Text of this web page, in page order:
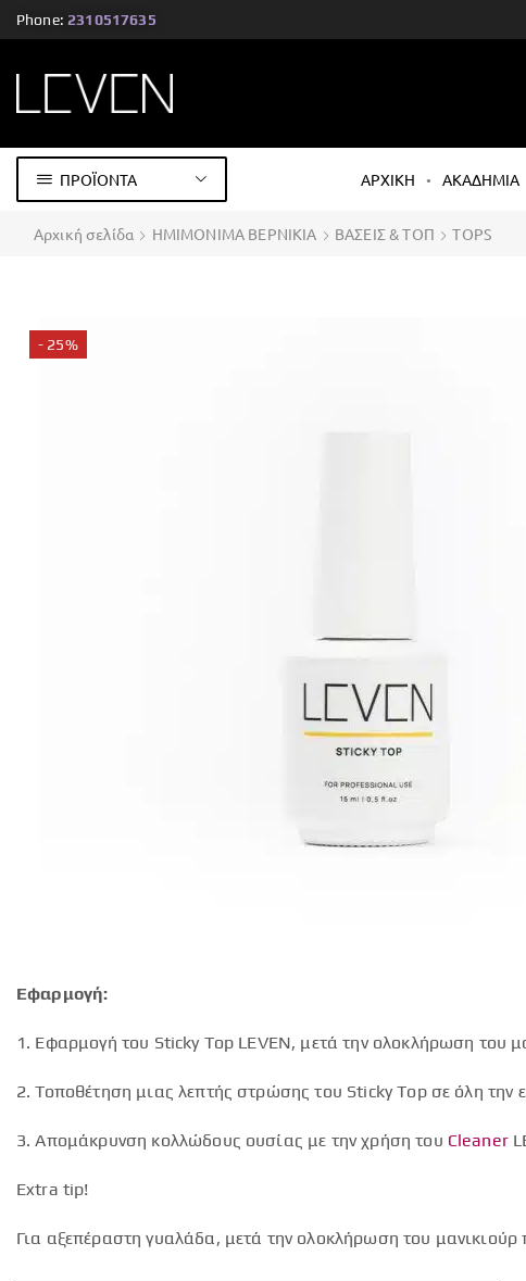
Phone: 2310517635
ΠΡΟΪΟΝΤΑ ΑΡΧΙΚΗ ΑΚΑΔΗΜΙΑ
Αρχική σελίδα ΗΜΙΜΟΝΙΜΑ ΒΕΡΝΙΚΙΑ ΒΑΣΕΙΣ & ΤΟΠ TOPS
- 25%
Εφαρμογή:
1. Εφαρμογή του Sticky Top LEVEN, μετά την ολοκλήρωση του
2. Τοποθέτηση μιας λεπτής στρώσης του Sticky Top σε όλη την
3. Απομάκρυνση κολλώδους ουσίας με την χρήση του Cleaner
Extra tip!
Για αξεπέραστη γυαλάδα, μετά την ολοκλήρωση του